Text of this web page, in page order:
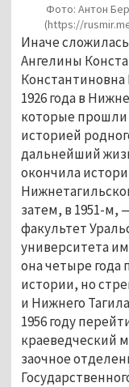
Фото: Антон
(https://
Иначе
Ангелины
Константиновна
1926 года в
которые прошли
историей
дальнейший
окончила
затем, в 1951-м,
факультет
университета
она четыре года
истории, но
и Нижнего
1956 году
краеведческий
заочное